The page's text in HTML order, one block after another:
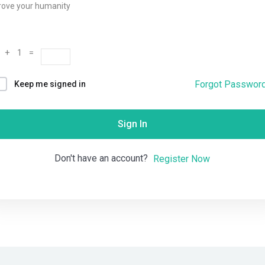
your humanity
+ 1 =
Keep me signed in Forgot
Sign In
Don't have an account? Register Now